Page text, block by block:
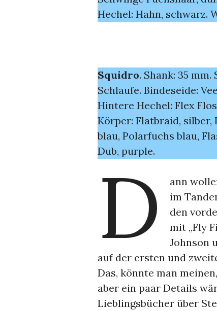
Hechel: Hahn, schwarz.
Squidro. Shank: 35
Schlaufe. Bindeseide:
Hintere Hechel: Flex
Körper: Flatbraid, silber,
blau, Polarfuchs blau,
Dub, purple.
D
ann
im
den
mit „Fly
Johnson
auf der ersten und
Das, könnte man
aber ein paar Details
Lieblingsbücher über